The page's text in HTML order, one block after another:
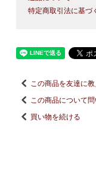
特定商取引法に基づ
この商品を友達に
この商品について
買い物を続ける